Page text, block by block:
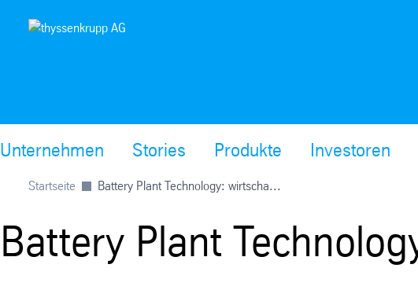
Unternehmen Stories Produkte Investoren
Startseite Battery Plant Technology: wirtscha...
Battery Plant